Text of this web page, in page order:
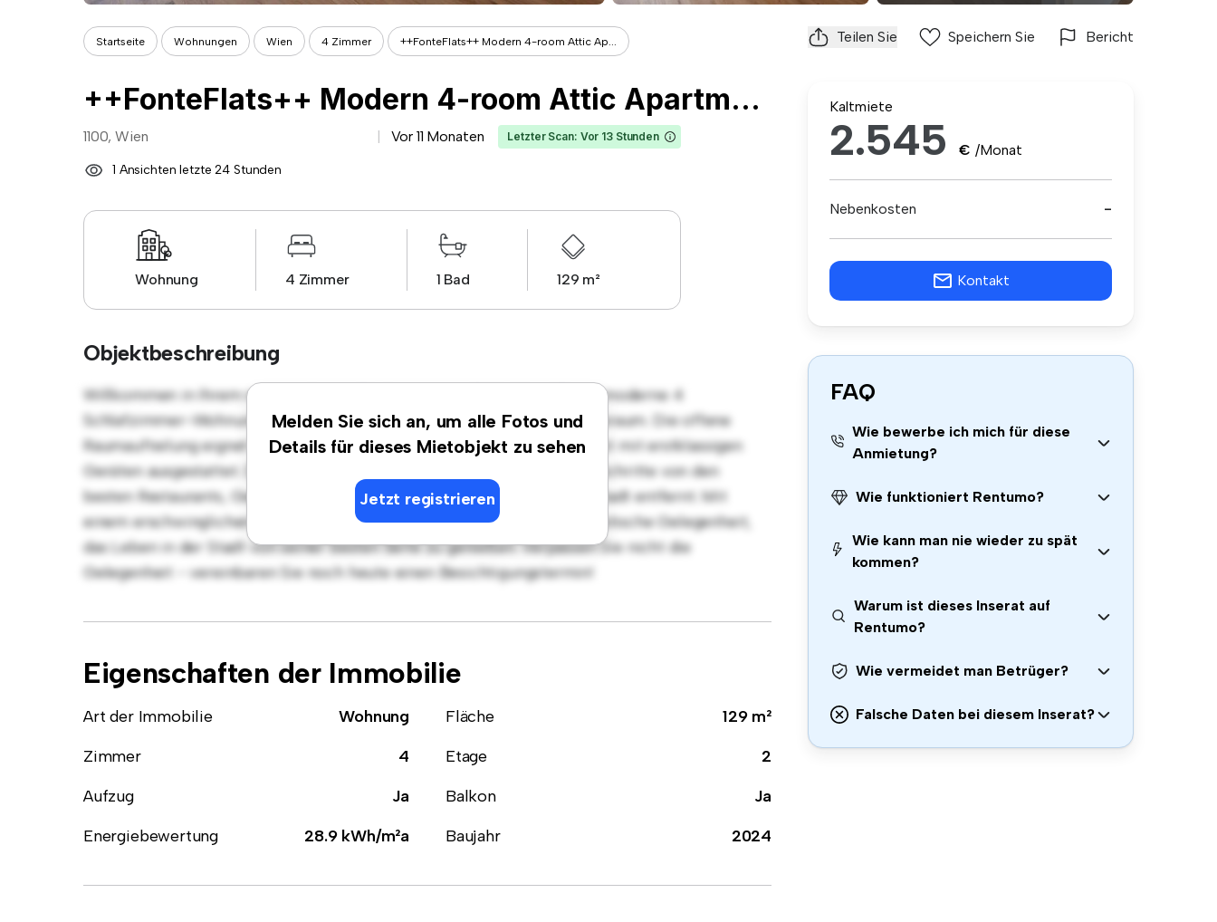
Startseite Wohnungen Wien 4 Zimmer ++FonteFlats++ Modern 4-room Attic Ap... Teilen Sie Speichern Sie Bericht
++FonteFlats++ Modern 4-room Attic Apartment – First Occupancy, Terrace & Exclusive Comfort
1100, Wien Vor 11 Monaten Letzter Scan: Vor 13 Stunden
1 Ansichten letzte 24 Stunden
Wohnung 4 Zimmer 1 Bad 129 m²
Objektbeschreibung
Melden Sie sich an, um alle Fotos und
Details für dieses Mietobjekt zu sehen
Jetzt registrieren
Willkommen in Ihrem neuen urbanen Rückzugsort in 1100, Wien! Diese moderne 4
Schlafzimmer-Wohnung bietet einen stilvollen und gemütlichen Lebensraum. Die offene
Raumaufteilung eignet sich perfekt für Gäste, und die elegante Küche ist mit erstklassigen
Geräten ausgestattet. Dank der erstklassigen Lage sind Sie nur wenige Schritte von den
besten Restaurants, Geschäften und Unterhaltungsmöglichkeiten der Stadt entfernt. Mit
einem erschwinglichen Preis von € 2.545 ist diese Wohnung eine fantastische Gelegenheit,
das Leben in der Stadt von seiner besten Seite zu genießen. Verpassen Sie nicht die
Gelegenheit - vereinbaren Sie noch heute einen Besichtigungstermin!
Eigenschaften der Immobilie
Art der Immobilie Wohnung Fläche
129 m²
Zimmer
4 Etage
2
Aufzug
Ja Balkon
Ja
Energiebewertung
28.9 kWh/m²a Baujahr 2024
Kaltmiete
2.545 € /Monat
Nebenkosten -
Kontakt
FAQ
Wie bewerbe ich mich für diese
Anmietung?
Wie funktioniert Rentumo?
Wie kann man nie wieder zu spät
kommen?
Warum ist dieses Inserat auf
Rentumo?
Wie vermeidet man Betrüger?
Falsche Daten bei diesem Inserat?